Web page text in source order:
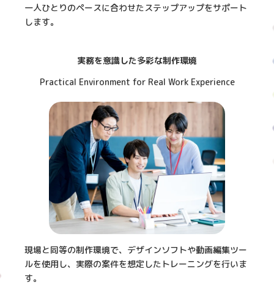
一人ひとりのペースに合わせたステップアップをサポート
します。
実務を意識した多彩な制作環境
Practical Environment for Real Work Experience
現場と同等の制作環境で、デザインソフトや動画編集ツー
ルを使用し、実際の案件を想定したトレーニングを行いま
す。